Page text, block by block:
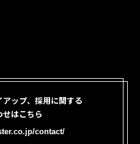
アップ、採用に関する
せはこちら
contact/